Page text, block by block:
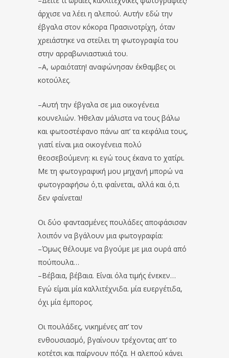
άρχισε να λέει η αλεπού. Αυτήν εδώ την
έβγαλα στον κόκορα Πρασινοτρίχη, όταν
χρειάστηκε να στείλει τη φωτογραφία του
στην αρραβωνιαστικιά του.
–Α, ωραιότατη! αναφώνησαν έκθαμβες οι
κοτούλες.
–Αυτή την έβγαλα σε μια οικογένεια
κουνελιών. Ήθελαν μάλιστα να τους βάλω
και φωτοστέφανο πάνω απ’ τα κεφάλια τους,
γιατί είναι μια οικογένεια πολύ
θεοσεβούμενη: κι εγώ τους έκανα το χατίρι.
Με τη φωτογραφική μου μηχανή μπορώ να
φωτογραφήσω ό,τι φαίνεται, αλλά και ό,τι
δεν φαίνεται!
Οι δύο φαντασμένες πουλάδες αποφάσισαν
λοιπόν να βγάλουν μια φωτογραφία:
–Όμως θέλουμε να βγούμε με μια ουρά από
πούπουλα…
–Βέβαια, βέβαια. Είναι όλα τιμής ένεκεν…
Εγώ είμαι μία καλλιτέχνιδα. μία ευεργέτιδα,
όχι μία έμπορος.
Οι πουλάδες, νικημένες απ’ τον
ενθουσιασμό, βγαίνουν τρέχοντας απ’ το
κοτέτσι και παίρνουν πόζα. Η αλεπού κάνει